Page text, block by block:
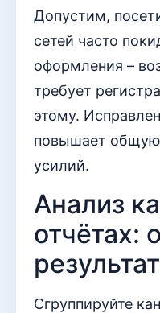
Допустим,
сетей часто
оформления –
требует
этому.
повышает общую
усилий.
Анализ
отчётах:
Сгруппируйте